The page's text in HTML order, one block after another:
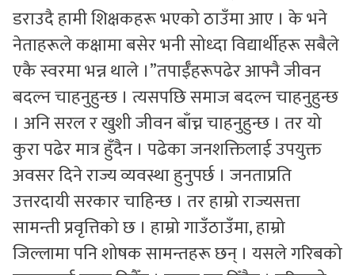
डराउदै हामी शिक्षकहरू भएको ठाउँमा आए । के भने
नेताहरूले कक्षामा बसेर भनी सोध्दा विद्यार्थीहरू सबैले
एकै स्वरमा भन्न थाले ।”तपाईँहरूपढेर आफ्नै जीवन
बदल्न चाहनुहुन्छ । त्यसपछि समाज बदल्न चाहनुहुन्छ
। अनि सरल र खुशी जीवन बाँच्न चाहनुहुन्छ । तर यो
कुरा पढेर मात्र हुँदैन । पढेका जनशक्तिलाई उपयुक्त
अवसर दिने राज्य व्यवस्था हुनुपर्छ । जनताप्रति
उत्तरदायी सरकार चाहिन्छ । तर हाम्रो राज्यसत्ता
सामन्ती प्रवृत्तिको छ । हाम्रो गाउँठाउँमा, हाम्रो
जिल्लामा पनि शोषक सामन्तहरू छन् । यसले गरिबको